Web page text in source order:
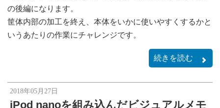
の後編になります。
筐体内部の加工を終え、本体をいかに使いやすくするかと
いうあたりの作業にチャレンジです。
続きを読む
2018年05月27日
iPod nanoを組み込んだビジュアルメモ